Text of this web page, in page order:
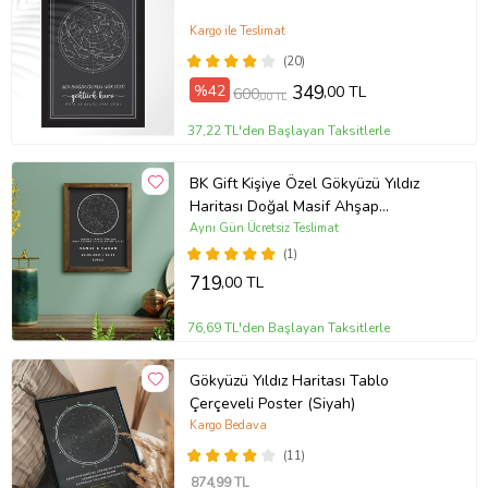
1 Adet Plexiglass Lamba Başlığı
1 Adet Altlık (Kaide,stand)
1 Adet 12 Volt Adaptör
Ürün Kodu:kcs951124334
(20)
Kargo ile Teslimat
%42 600,00 TL 349,00 TL
37,22 TL'den Başlayan Taksitlerle
BK Gift Kişiye Özel Gökyüzü Yıldız
Haritası Doğal Masif Ahşap
Çerçeveli Tablo 30x40cm
(1)
Aynı Gün Ücretsiz Teslimat
719,00 TL
76,69 TL'den Başlayan Taksitlerle
Gökyüzü Yıldız Haritası Tablo
Çerçeveli Poster (Siyah)
(11)
Kargo Bedava
874,99 TL